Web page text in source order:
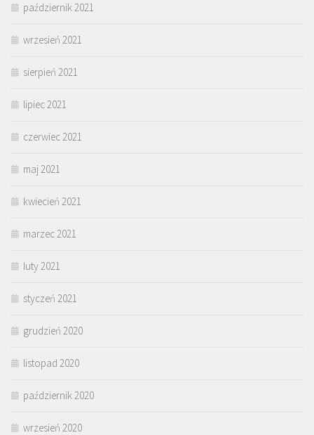
październik 2021
wrzesień 2021
sierpień 2021
lipiec 2021
czerwiec 2021
maj 2021
kwiecień 2021
marzec 2021
luty 2021
styczeń 2021
grudzień 2020
listopad 2020
październik 2020
wrzesień 2020